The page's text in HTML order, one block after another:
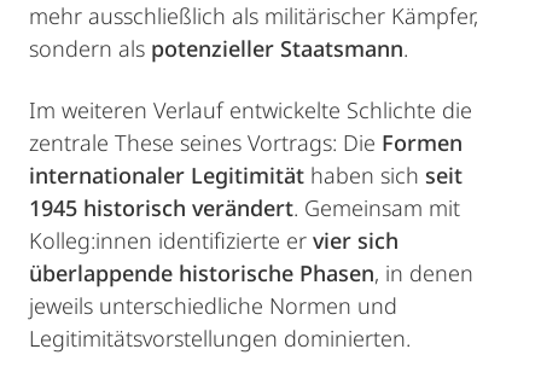
mehr ausschließlich als militärischer Kämpfer,
sondern als potenzieller Staatsmann.
Im weiteren Verlauf entwickelte Schlichte die
zentrale These seines Vortrags: Die Formen
internationaler Legitimität haben sich seit
1945 historisch verändert. Gemeinsam mit
Kolleg:innen identifizierte er vier sich
überlappende historische Phasen, in denen
jeweils unterschiedliche Normen und
Legitimitätsvorstellungen dominierten.